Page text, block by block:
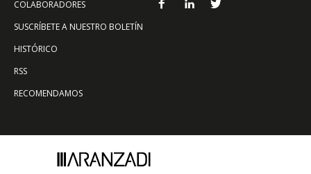
COLABORADORES
SUSCRÍBETE A NUESTRO BOLETÍN
HISTÓRICO
RSS
RECOMENDAMOS